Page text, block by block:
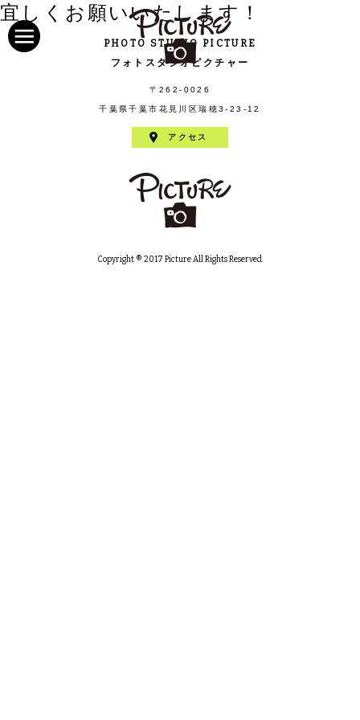
宜しくお願いいたします！
PHOTO STUDIO PICTURE
フォトスタジオピクチャー
〒262-0026
千葉県千葉市花見川区瑞穂3-23-12
アクセス
Copyright ® 2017 Picture All Rights Reserved.